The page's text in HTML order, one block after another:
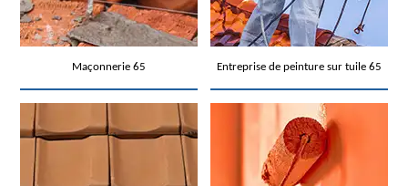
Maçonnerie 65 Entreprise de peinture sur tuile 65